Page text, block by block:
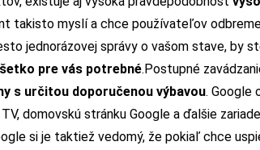
takisto myslí a chce používateľov
jednorázovej správy o vašom stave, by
pre vás potrebné.Postupné
s určitou doporučenou výbavou. Google
domovskú stránku Google a ďalšie
si je taktiež vedomý, že pokiaľ chce